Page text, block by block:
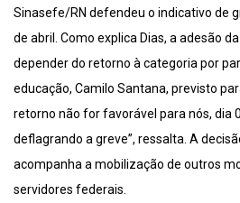
Sinasefe/RN defendeu o indicativo de
de abril. Como explica Dias, a adesão
depender do retorno à categoria por
educação, Camilo Santana, previsto
retorno não for favorável para nós, dia
deflagrando a greve”, ressalta. A
acompanha a mobilização de outros
servidores federais.